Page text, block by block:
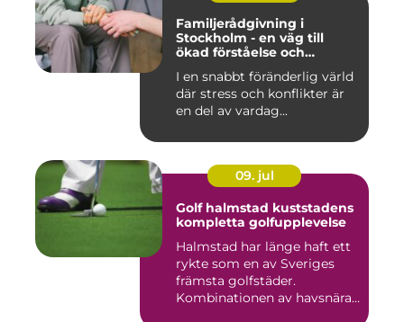
Familjerådgivning i
Stockholm - en väg till
ökad förståelse och
I en snabbt föränderlig värld
där stress och konflikter är
en del av vardag...
09. jul
Golf halmstad kuststadens
kompletta golfupplevelse
Halmstad har länge haft ett
rykte som en av Sveriges
främsta golfstäder.
Kombinationen av havsnära